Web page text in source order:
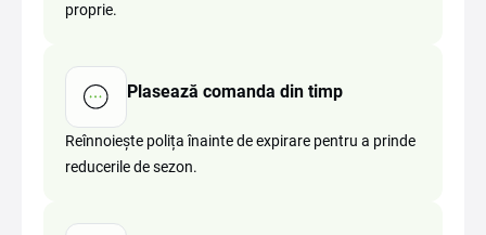
proprie.
Plasează comanda din timp
Reînnoiește polița înainte de expirare pentru a prinde
reducerile de sezon.